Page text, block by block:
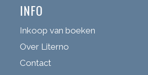
INFO
Inkoop van boeken
Over Literno
Contact